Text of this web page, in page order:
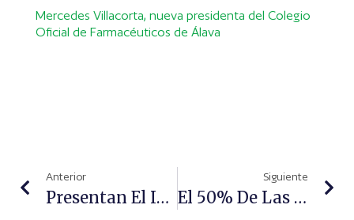
Mercedes Villacorta, nueva presidenta del Colegio
Oficial de Farmacéuticos de Álava
Anterior
Presentan El Informe ‘Consenso Para La Equidad En Salud Respiratoria: Recomendaciones Para La Acción En España’
Siguiente
El 50% De Las Compañías De Autocuidado Cuenta Con Un Plan De Implementación De IA